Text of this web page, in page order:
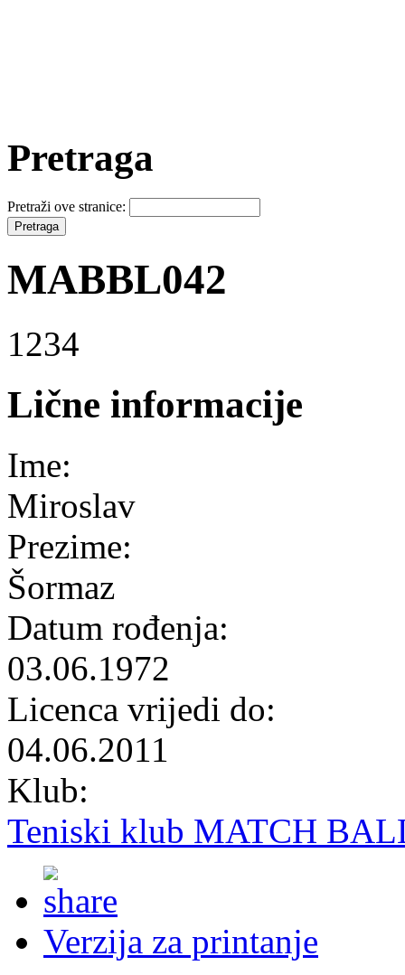
Pretraga
Pretraži ove stranice:
MABBL042
1234
Lične informacije
Ime:
Miroslav
Prezime:
Šormaz
Datum rođenja:
03.06.1972
Licenca vrijedi do:
04.06.2011
Klub:
Teniski klub MATCH
Verzija za printanje